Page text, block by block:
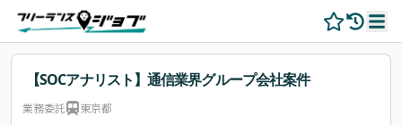
【SOCアナリスト】通信業界グループ会社案件
業務委託 東京都